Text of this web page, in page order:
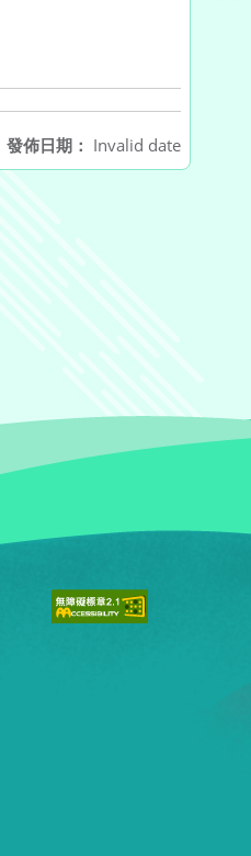
發佈日期： Invalid date